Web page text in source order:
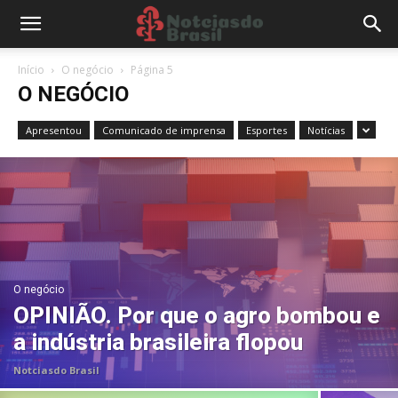
Início O negócio Página 5
O NEGÓCIO
Apresentou Comunicado de imprensa Esportes Notícias
O negócio
OPINIÃO. Por que o agro bombou e
a indústria brasileira flopou
Notciasdo Brasil